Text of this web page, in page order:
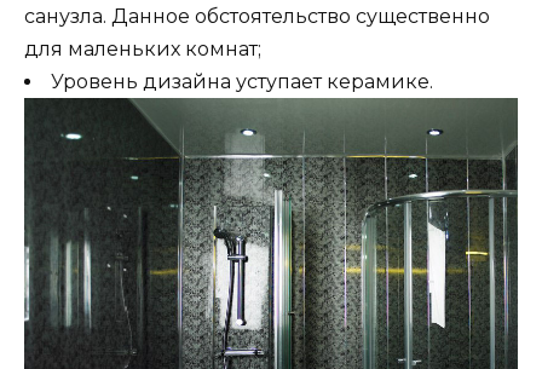
санузла. Данное обстоятельство существенно
для маленьких комнат;
Уровень дизайна уступает керамике.